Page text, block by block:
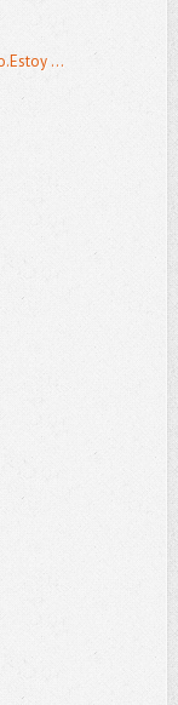
...